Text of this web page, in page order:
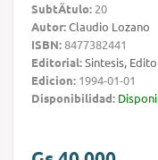
SubtÃ­tulo: 20
Autor:Claudio Lozano
ISBN:8477382441
Editorial:Sintesis,
Edicion: 1994-01-01
Disponibilidad: